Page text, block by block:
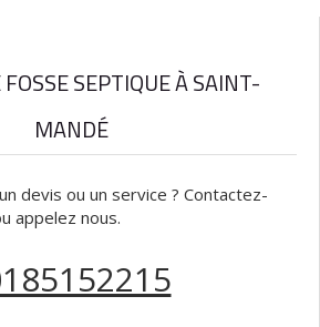
SEPTIQUE À SAINT-
MANDÉ
devis ou un service ? Contactez-
appelez nous.